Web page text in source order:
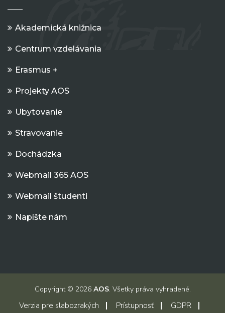
Akademická knižnica
Centrum vzdelávania
Erasmus +
Projekty AOS
Ubytovanie
Stravovanie
Dochádzka
Webmail 365 AOS
Webmail študenti
Napíšte nám
Copyright © 2026 AOS. Všetky práva vyhradené.
Verzia pre slabozrakých Prístupnosť
GDPR